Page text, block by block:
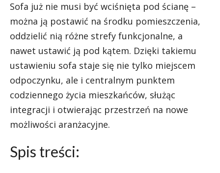
Sofa już nie musi być wciśnięta pod ścianę –
można ją postawić na środku pomieszczenia,
oddzielić nią różne strefy funkcjonalne, a
nawet ustawić ją pod kątem. Dzięki takiemu
ustawieniu sofa staje się nie tylko miejscem
odpoczynku, ale i centralnym punktem
codziennego życia mieszkańców, służąc
integracji i otwierając przestrzeń na nowe
możliwości aranżacyjne.
Spis treści: